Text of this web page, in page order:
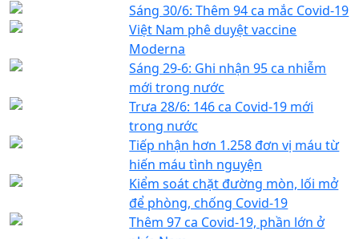
Sáng 30/6: Thêm 94 ca mắc Covid-19
Việt Nam phê duyệt vaccine
Moderna
Sáng 29-6: Ghi nhận 95 ca nhiễm
mới trong nước
Trưa 28/6: 146 ca Covid-19 mới
trong nước
Tiếp nhận hơn 1.258 đơn vị máu từ
hiến máu tình nguyện
Kiểm soát chặt đường mòn, lối mở
để phòng, chống Covid-19
Thêm 97 ca Covid-19, phần lớn ở